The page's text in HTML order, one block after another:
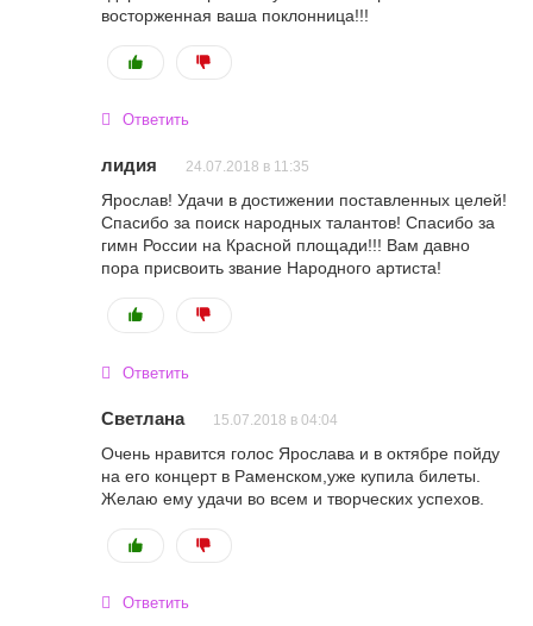
восторженная ваша поклонница!!!
Ответить
лидия 24.07.2018 в 11:35
Ярослав! Удачи в достижении поставленных целей!
Спасибо за поиск народных талантов! Спасибо за
гимн России на Красной площади!!! Вам давно
пора присвоить звание Народного артиста!
Ответить
Светлана 15.07.2018 в 04:04
Очень нравится голос Ярослава и в октябре пойду
на его концерт в Раменском,уже купила билеты.
Желаю ему удачи во всем и творческих успехов.
Ответить